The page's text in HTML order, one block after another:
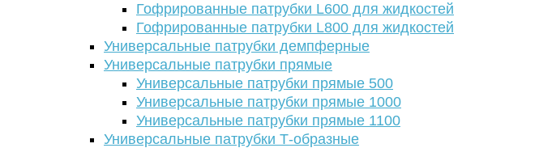
Гофрированные патрубки L600 для жидкостей
Гофрированные патрубки L800 для жидкостей
Универсальные патрубки демпферные
Универсальные патрубки прямые
Универсальные патрубки прямые 500
Универсальные патрубки прямые 1000
Универсальные патрубки прямые 1100
Универсальные патрубки Т-образные